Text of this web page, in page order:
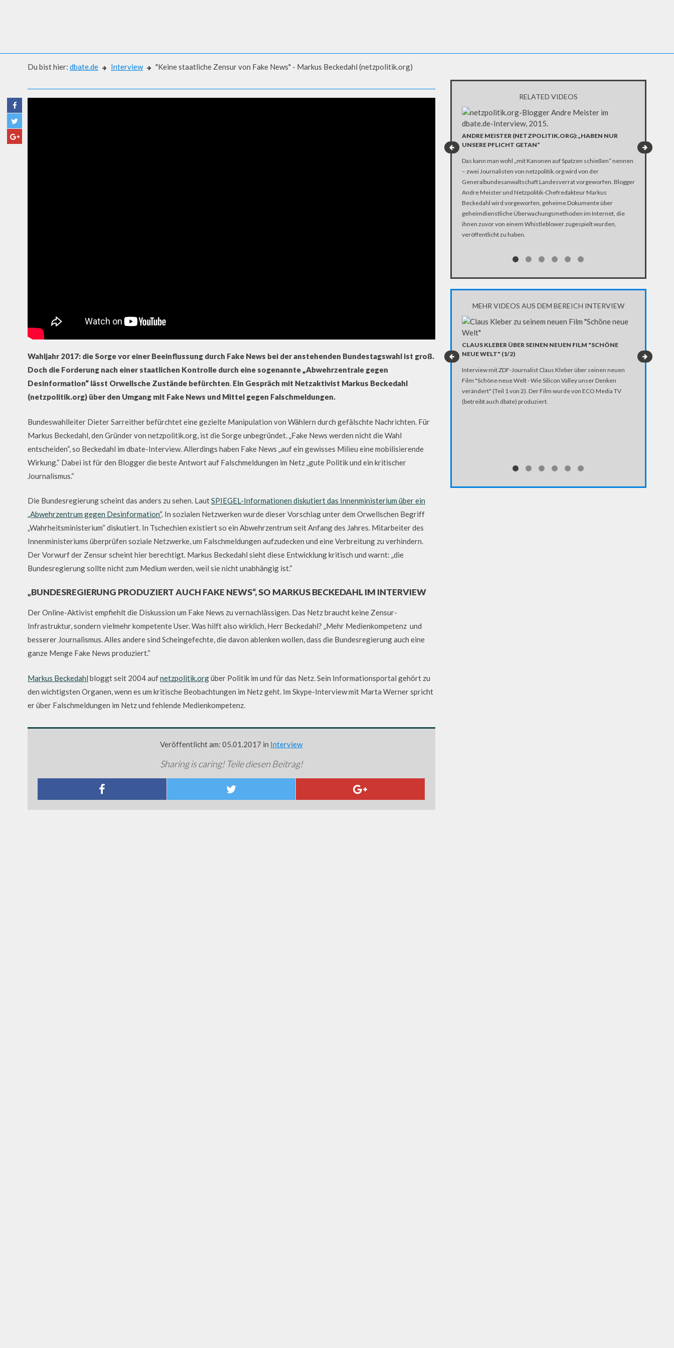
Du bist hier: dbate.de Interview "Keine staatliche Zensur von Fake News" - Markus Beckedahl (netzpolitik.org)
Wahljahr 2017: die Sorge vor einer Beeinflussung durch Fake News bei der anstehenden Bundestagswahl ist groß.
Doch die Forderung nach einer staatlichen Kontrolle durch eine sogenannte „Abwehrzentrale gegen
Desinformation“ lässt Orwellsche Zustände befürchten. Ein Gespräch mit Netzaktivist Markus Beckedahl
(netzpolitik.org) über den Umgang mit Fake News und Mittel gegen Falschmeldungen.
Bundeswahlleiter Dieter Sarreither befürchtet eine gezielte Manipulation von Wählern durch gefälschte Nachrichten. Für
Markus Beckedahl, den Gründer von netzpolitik.org, ist die Sorge unbegründet. „Fake News werden nicht die Wahl
entscheiden“, so Beckedahl im dbate-Interview. Allerdings haben Fake News „auf ein gewisses Milieu eine mobilisierende
Wirkung.“ Dabei ist für den Blogger die beste Antwort auf Falschmeldungen im Netz „gute Politik und ein kritischer
Journalismus.“
Die Bundesregierung scheint das anders zu sehen. LautSPIEGEL-Informationen diskutiert das Innenministerium über ein
„Abwehrzentrum gegen Desinformation“. In sozialen Netzwerken wurde dieser Vorschlag unter dem Orwellschen Begriff
„Wahrheitsministerium“ diskutiert. In Tschechien existiert so ein Abwehrzentrum seit Anfang des Jahres. Mitarbeiter des
Innenministeriums überprüfen soziale Netzwerke, um Falschmeldungen aufzudecken und eine Verbreitung zu verhindern.
Der Vorwurf der Zensur scheint hier berechtigt. Markus Beckedahl sieht diese Entwicklung kritisch und warnt: „die
Bundesregierung sollte nicht zum Medium werden, weil sie nicht unabhängig ist.“
„BUNDESREGIERUNG PRODUZIERT AUCH FAKE NEWS“, SO MARKUS BECKEDAHL IM INTERVIEW
Der Online-Aktivist empfiehlt die Diskussion um Fake News zu vernachlässigen. Das Netz braucht keine Zensur-
Infrastruktur, sondern vielmehr kompetente User. Was hilft also wirklich, Herr Beckedahl? „Mehr Medienkompetenz und
besserer Journalismus. Alles andere sind Scheingefechte, die davon ablenken wollen, dass die Bundesregierung auch eine
ganze Menge Fake News produziert.“
Markus Beckedahl bloggt seit 2004 aufnetzpolitik.orgüber Politik im und für das Netz. Sein Informationsportal gehört zu
den wichtigsten Organen, wenn es um kritische Beobachtungen im Netz geht. Im Skype-Interview mit Marta Werner spricht
er über Falschmeldungen im Netz und fehlende Medienkompetenz.
Veröffentlicht am: 05.01.2017 in Interview
Sharing is caring! Teile diesen Beitrag!
RELATED VIDEOS
ANDRE MEISTER (NETZPOLITIK.ORG): „HABEN NUR
UNSERE PFLICHT GETAN“
Das kann man wohl „mit Kanonen auf Spatzen schießen“ nennen
– zwei Journalisten von netzpolitik.org wird von der
Generalbundesanwaltschaft Landesverrat vorgeworfen. Blogger
Andre Meister und Netzpolitik-Chefredakteur Markus
Beckedahl wird vorgeworfen, geheime Dokumente über
geheimdienstliche Überwachungsmethoden im Internet, die
ihnen zuvor von einem Whistleblower zugespielt wurden,
veröffentlicht zu haben.
Gegen
Dokumente.
MEHR VIDEOS AUS DEM BEREICH INTERVIEW
CLAUS KLEBER ÜBER SEINEN NEUEN FILM "SCHÖNE
NEUE WELT" (1/2)
Interview mit ZDF-Journalist Claus Kleber über seinen neuen
Film "Schöne neue Welt - Wie Silicon Valley unser Denken
verändert" (Teil 1 von 2). Der Film wurde von ECO Media TV
(betreibt auch dbate) produziert.
Ajay